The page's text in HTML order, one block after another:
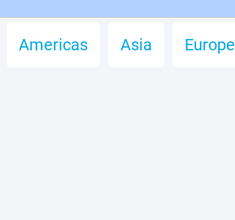
Americas Asia Europe